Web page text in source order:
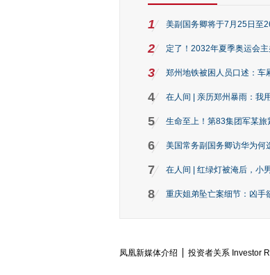
1 美副国务卿将于7月25日至
2 定了！2032年夏季奥运会
3 郑州地铁被困人员口述：车
4 在人间 | 亲历郑州暴雨：我
5 生命至上！第83集团军某旅
6 美国常务副国务卿访华为何
7 在人间 | 红绿灯被淹后，小
8 重庆姐弟坠亡案细节：凶手
凤凰新媒体介绍 投资者关系 Investor